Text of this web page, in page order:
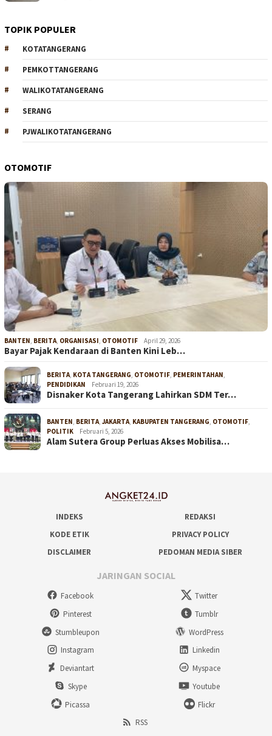
TOPIK POPULER
KOTATANGERANG
PEMKOTTANGERANG
WALIKOTATANGERANG
SERANG
PJWALIKOTATANGERANG
OTOMOTIF
BANTEN, BERITA, ORGANISASI, OTOMOTIF April 29, 2026
Bayar Pajak Kendaraan di Banten Kini Leb…
BERITA, KOTA TANGERANG, OTOMOTIF, PEMERINTAHAN,
PENDIDIKAN
Februari 19, 2026
Disnaker Kota Tangerang Lahirkan SDM Ter…
BANTEN, BERITA, JAKARTA, KABUPATEN TANGERANG, OTOMOTIF,
POLITIK
Februari 5, 2026
Alam Sutera Group Perluas Akses Mobilisa…
INDEKS
REDAKSI
KODE ETIK
PRIVACY POLICY
DISCLAIMER
PEDOMAN MEDIA SIBER
JARINGAN SOCIAL
Facebook
Twitter
Pinterest
Tumblr
Stumbleupon
WordPress
Instagram
Linkedin
Deviantart
Myspace
Skype
Youtube
Picassa
Flickr
RSS